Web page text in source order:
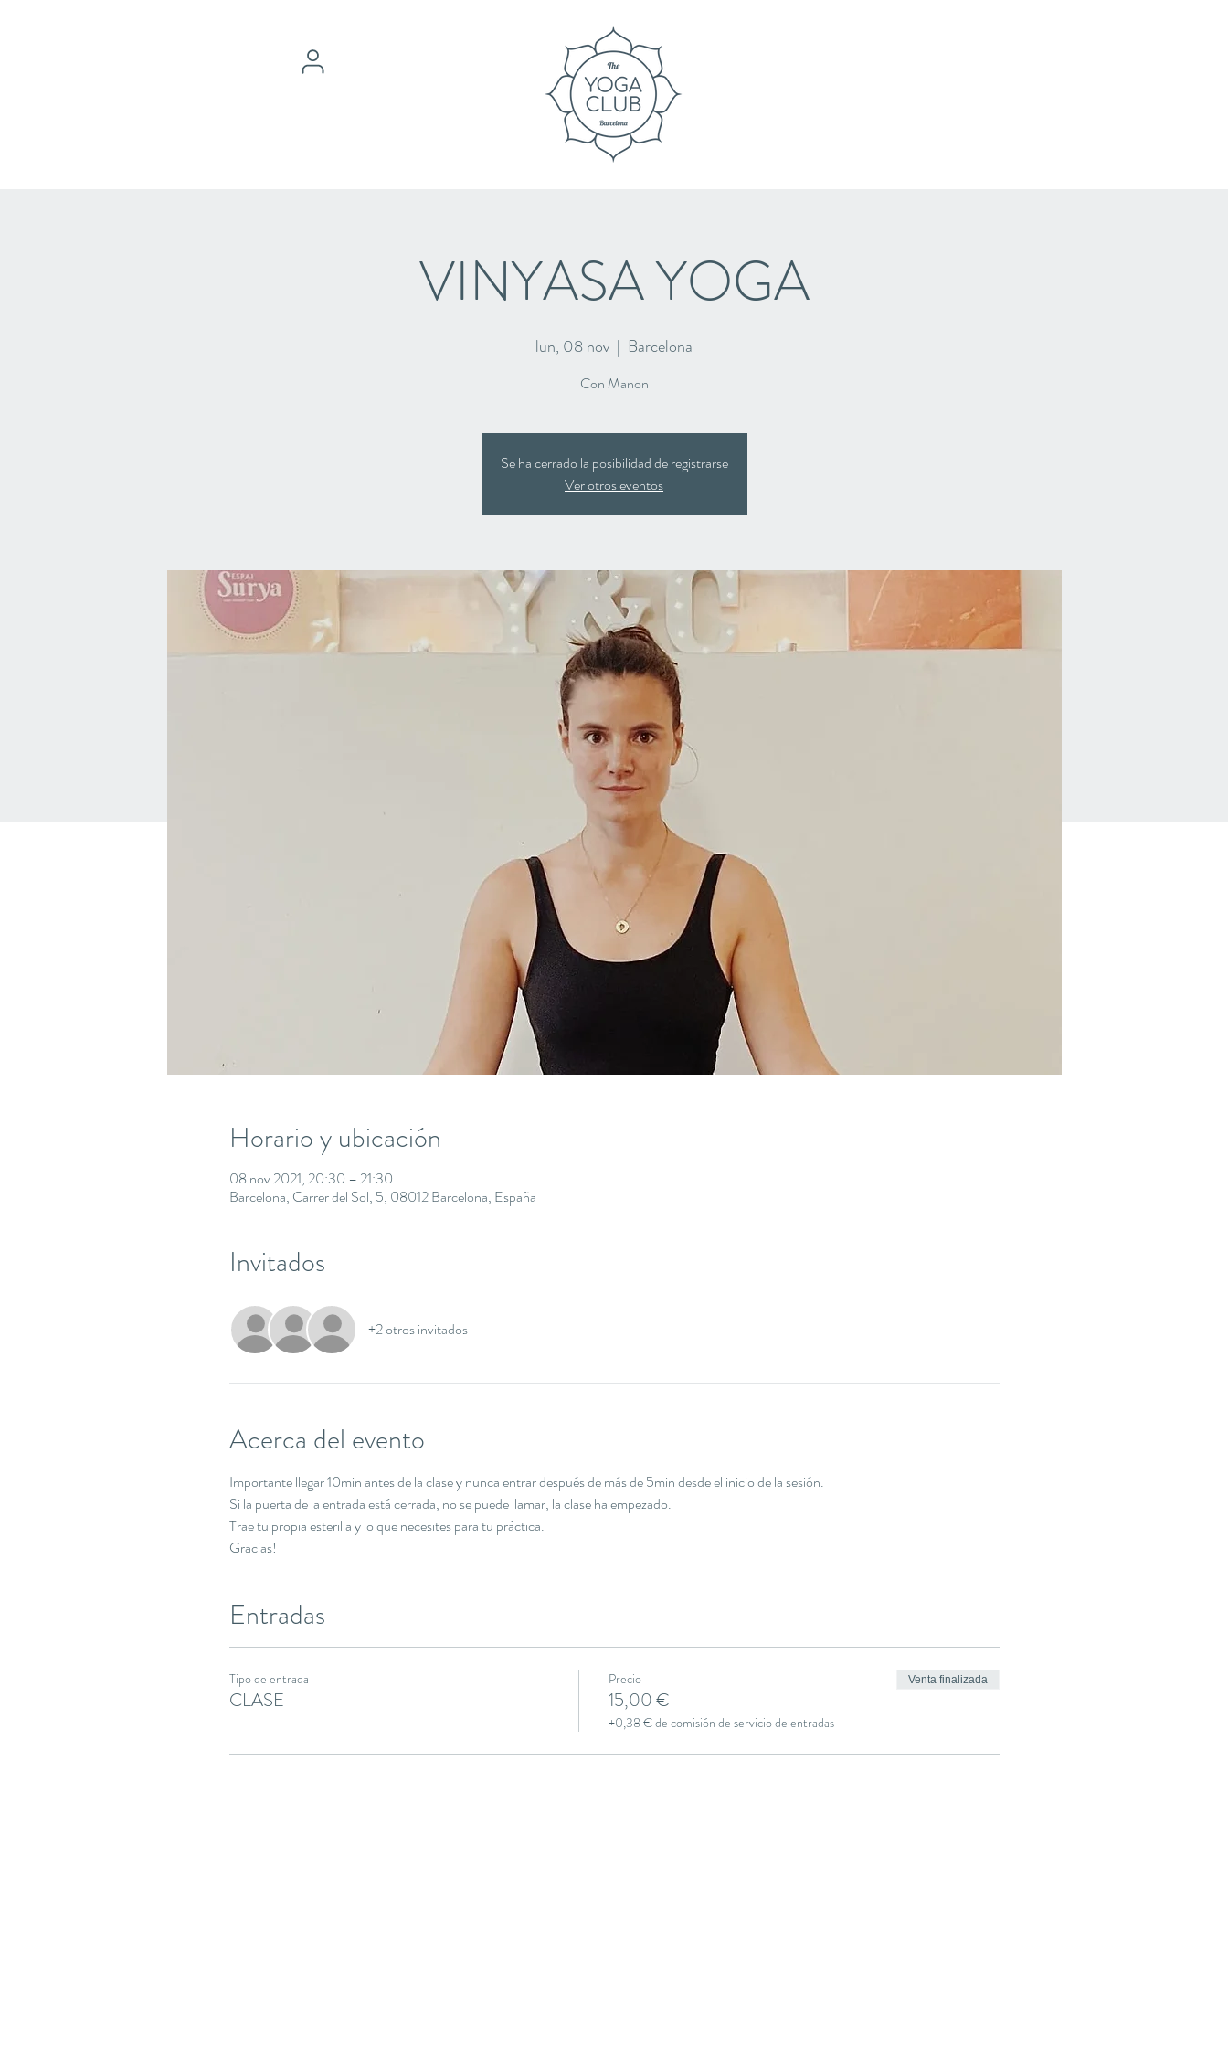
VINYASA YOGA
lun, 08 nov
  |
Barcelona
Con Manon
Se ha cerrado la posibilidad de registrarse
Ver otros eventos
Horario y ubicación
08 nov 2021, 20:30 – 21:30
Barcelona, Carrer del Sol, 5, 08012 Barcelona, España
Invitados
+2 otros invitados
Acerca del evento
Importante llegar 10min antes de la clase y nunca entrar después de más de 5min desde el inicio de la sesión.
Si la puerta de la entrada está cerrada, no se puede llamar, la clase ha empezado.
Trae tu propia esterilla y lo que necesites para tu práctica.
Gracias!
Entradas
Tipo de entrada
CLASE
Precio
15,00 €
+0,38 € de comisión de servicio de entradas
Venta finalizada